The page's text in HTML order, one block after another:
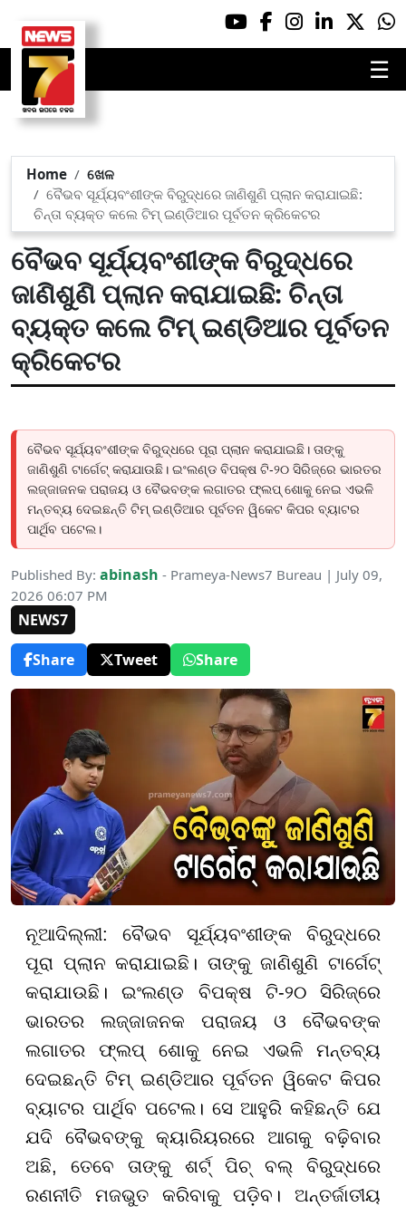
☰
Home
ଖେଳ
ବୈଭବ ସୂର୍ଯ୍ୟବଂଶୀଙ୍କ ବିରୁଦ୍ଧରେ ଜାଣିଶୁଣି ପ୍ଲାନ କରାଯାଇଛି:
ଚିନ୍ତା ବ୍ୟକ୍ତ କଲେ ଟିମ୍ ଇଣ୍ଡିଆର ପୂର୍ବତନ କ୍ରିକେଟର
ବୈଭବ ସୂର୍ଯ୍ୟବଂଶୀଙ୍କ ବିରୁଦ୍ଧରେ
ଜାଣିଶୁଣି ପ୍ଲାନ କରାଯାଇଛି: ଚିନ୍ତା
ବ୍ୟକ୍ତ କଲେ ଟିମ୍ ଇଣ୍ଡିଆର ପୂର୍ବତନ
କ୍ରିକେଟର
ବୈଭବ ସୂର୍ଯ୍ୟବଂଶୀଙ୍କ ବିରୁଦ୍ଧରେ ପୂରା ପ୍ଲାନ କରାଯାଇଛି। ତାଙ୍କୁ
ଜାଣିଶୁଣି ଟାର୍ଗେଟ୍ କରାଯାଉଛି। ଇଂଲଣ୍ଡ ବିପକ୍ଷ ଟି-୨୦ ସିରିଜ୍‌ରେ ଭାରତର
ଲଜ୍ଜାଜନକ ପରାଜୟ ଓ ବୈଭବଙ୍କ ଲଗାତର ଫ୍ଲପ୍ ଶୋକୁ ନେଇ ଏଭଳି
ମନ୍ତବ୍ୟ ଦେଇଛନ୍ତି ଟିମ୍ ଇଣ୍ଡିଆର ପୂର୍ବତନ ୱିକେଟ କିପର ବ୍ୟାଟର
ପାର୍ଥିବ ପଟେଲ।
Published By: abinash - Prameya-News7 Bureau | July 09,
2026 06:07 PM
NEWS7
Share
Tweet Share
ନୂଆଦିଲ୍ଲୀ: ବୈଭବ ସୂର୍ଯ୍ୟବଂଶୀଙ୍କ ବିରୁଦ୍ଧରେ
ପୂରା ପ୍ଲାନ କରାଯାଇଛି। ତାଙ୍କୁ ଜାଣିଶୁଣି ଟାର୍ଗେଟ୍
କରାଯାଉଛି। ଇଂଲଣ୍ଡ ବିପକ୍ଷ ଟି-୨୦ ସିରିଜ୍‌ରେ
ଭାରତର ଲଜ୍ଜାଜନକ ପରାଜୟ ଓ ବୈଭବଙ୍କ
ଲଗାତର ଫ୍ଲପ୍ ଶୋକୁ ନେଇ ଏଭଳି ମନ୍ତବ୍ୟ
ଦେଇଛନ୍ତି ଟିମ୍ ଇଣ୍ଡିଆର ପୂର୍ବତନ ୱିକେଟ କିପର
ବ୍ୟାଟର ପାର୍ଥିବ ପଟେଲ। ସେ ଆହୁରି କହିଛନ୍ତି ଯେ
ଯଦି ବୈଭବଙ୍କୁ କ୍ୟାରିୟରରେ ଆଗକୁ ବଢ଼ିବାର
ଅଛି, ତେବେ ତାଙ୍କୁ ଶର୍ଟ୍ ପିଚ୍ ବଲ୍ ବିରୁଦ୍ଧରେ
ରଣନୀତି ମଜଭୁତ କରିବାକୁ ପଡ଼ିବ। ଅନ୍ତର୍ଜାତୀୟ